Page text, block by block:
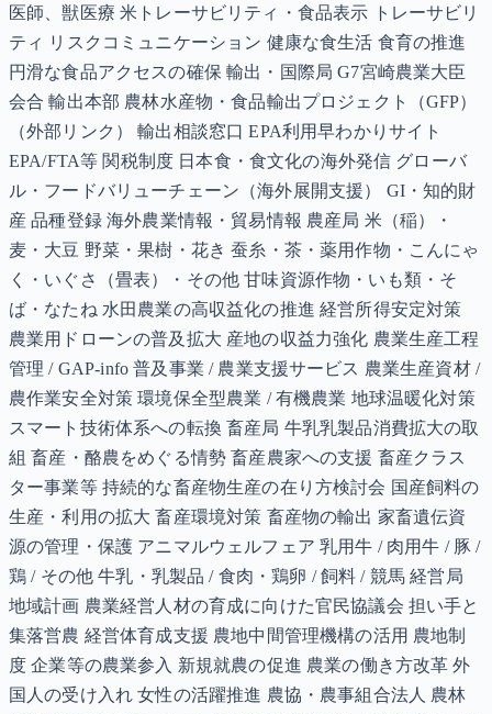
医師、獣医療 米トレーサビリティ・食品表示 トレーサビリ
ティ リスクコミュニケーション 健康な食生活 食育の推進
円滑な食品アクセスの確保 輸出・国際局 G7宮崎農業大臣
会合 輸出本部 農林水産物・食品輸出プロジェクト（GFP）
（外部リンク） 輸出相談窓口 EPA利用早わかりサイト
EPA/FTA等 関税制度 日本食・食文化の海外発信 グローバ
ル・フードバリューチェーン（海外展開支援） GI・知的財
産 品種登録 海外農業情報・貿易情報 農産局 米（稲）・
麦・大豆 野菜・果樹・花き 蚕糸・茶・薬用作物・こんにゃ
く・いぐさ（畳表）・その他 甘味資源作物・いも類・そ
ば・なたね 水田農業の高収益化の推進 経営所得安定対策
農業用ドローンの普及拡大 産地の収益力強化 農業生産工程
管理 / GAP-info 普及事業 / 農業支援サービス 農業生産資材 /
農作業安全対策 環境保全型農業 / 有機農業 地球温暖化対策
スマート技術体系への転換 畜産局 牛乳乳製品消費拡大の取
組 畜産・酪農をめぐる情勢 畜産農家への支援 畜産クラス
ター事業等 持続的な畜産物生産の在り方検討会 国産飼料の
生産・利用の拡大 畜産環境対策 畜産物の輸出 家畜遺伝資
源の管理・保護 アニマルウェルフェア 乳用牛 / 肉用牛 / 豚 /
鶏 / その他 牛乳・乳製品 / 食肉・鶏卵 / 飼料 / 競馬 経営局
地域計画 農業経営人材の育成に向けた官民協議会 担い手と
集落営農 経営体育成支援 農地中間管理機構の活用 農地制
度 企業等の農業参入 新規就農の促進 農業の働き方改革 外
国人の受け入れ 女性の活躍推進 農協・農事組合法人 農林